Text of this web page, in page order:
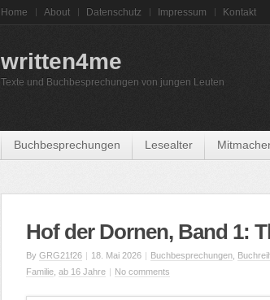
Home About Datenschutz Impressum Kontakt
written4me
Texte und Buchbesprechungen von jungen Leuten
Buchbesprechungen Lesealter
Hof der Dornen, Band 1:
By GRG21f26 | 18. Mai 2026 | Buchbesprechungen
Familie ab 16 Jahre | No comments